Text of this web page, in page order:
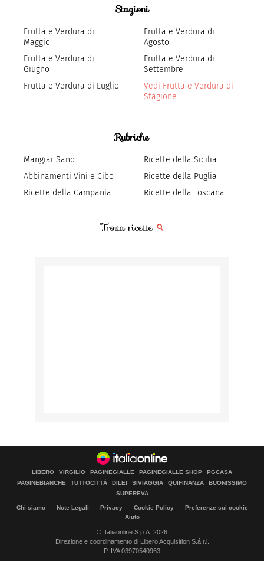
Stagioni
Frutta e Verdura di
Maggio
Frutta e Verdura di
Giugno
Frutta e Verdura di Luglio
Frutta e Verdura di
Agosto
Frutta e Verdura di
Settembre
Vedi Frutta e Verdura di
Stagione
Rubriche
Mangiar Sano
Abbinamenti Vini e Cibo
Ricette della Campania
Ricette della Sicilia
Ricette della Puglia
Ricette della Toscana
Trova ricette
LIBERO VIRGILIO PAGINEGIALLE PAGINEGIALLE SHOP
PGCASA
PAGINEBIANCHE
TUTTOCITTÀ DILEI SIVIAGGIA QUIFINANZA
BUONISSIMO
SUPEREVA
Chi siamo Note Legali Privacy Cookie Policy
Preferenze sui cookie
Aiuto
© Italiaonline S.p.A. 2026
Direzione e coordinamento di Libero Acquisition S.á r.l.
P. IVA 03970540963